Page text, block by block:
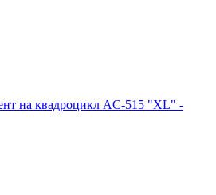
на квадроцикл AC-515 "XL" -